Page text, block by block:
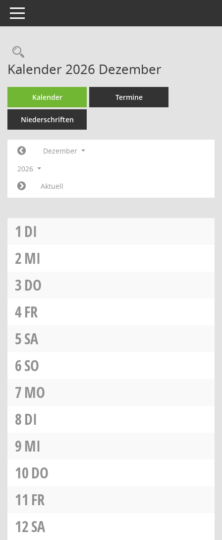
Toggle navigation
Rechercheauswahl
Kalender 2026 Dezember
Kalender Termine
Niederschriften
Dezember
2026
Aktuell
1 DI
2MI
3DO
4FR
5SA
6SO
7MO
8DI
9MI
10DO
11 FR
12SA